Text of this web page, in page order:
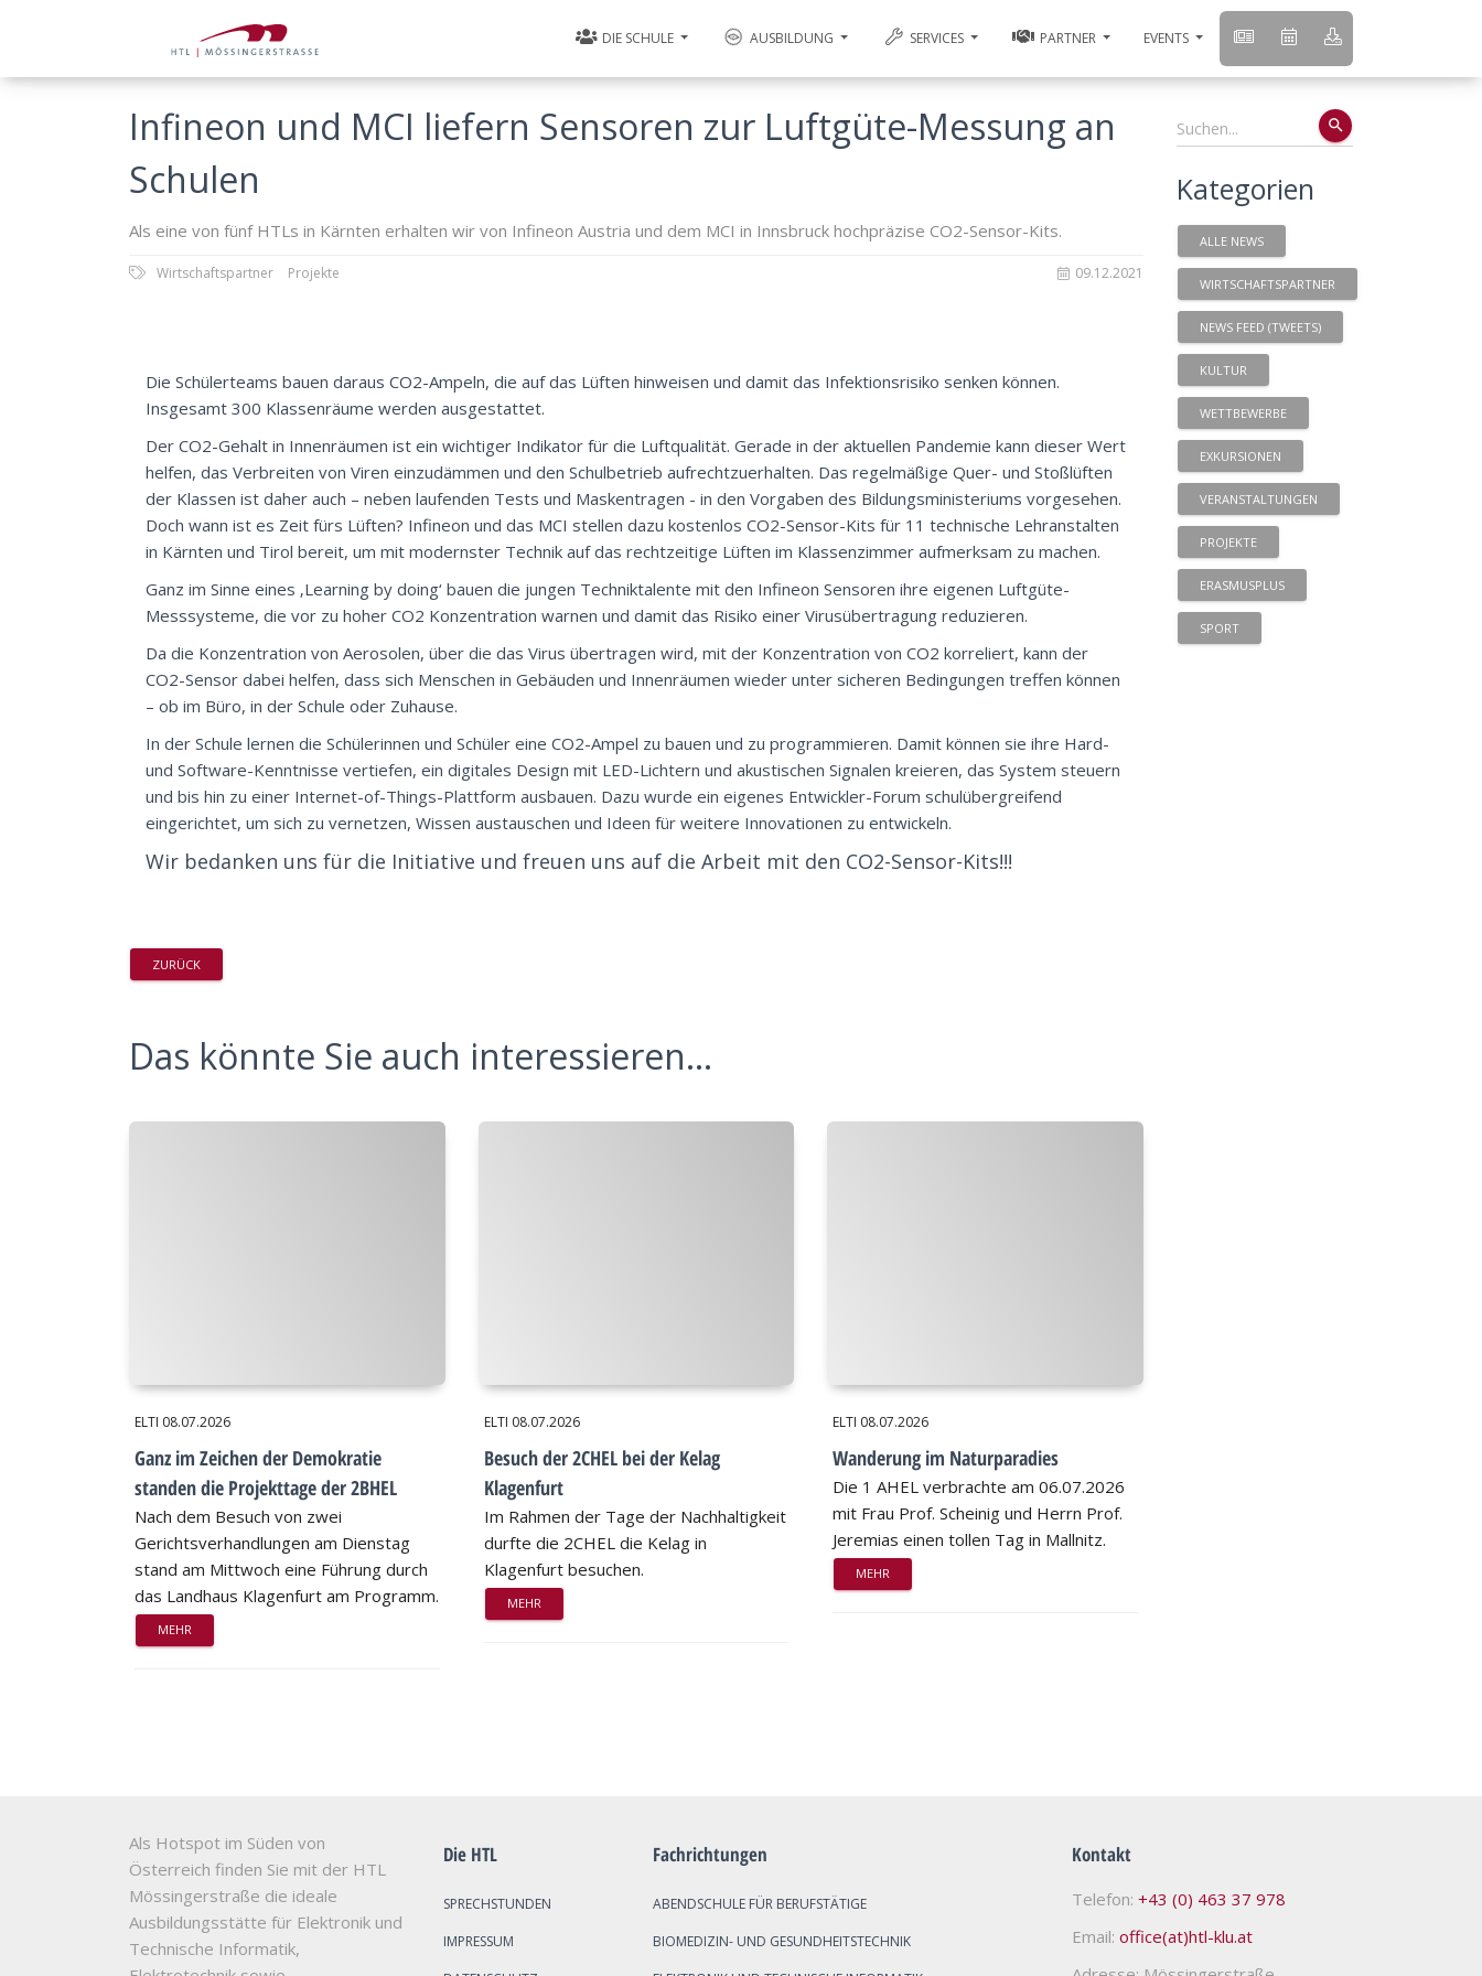
DIE SCHULE AUSBILDUNG SERVICES PARTNER EVENTS
Infineon und MCI liefern Sensoren zur Luftgüte-Messung an
Schulen
Als eine von fünf HTLs in Kärnten erhalten wir von Infineon Austria und dem MCI in Innsbruck hochpräzise CO2-Sensor-Kits.
09.12.2021
Wirtschaftspartner Projekte
Die Schülerteams bauen daraus CO2-Ampeln, die auf das Lüften hinweisen und damit das Infektionsrisiko senken können.
Insgesamt 300 Klassenräume werden ausgestattet.
Der CO2-Gehalt in Innenräumen ist ein wichtiger Indikator für die Luftqualität. Gerade in der aktuellen Pandemie kann dieser Wert
helfen, das Verbreiten von Viren einzudämmen und den Schulbetrieb aufrechtzuerhalten. Das regelmäßige Quer- und Stoßlüften
der Klassen ist daher auch – neben laufenden Tests und Maskentragen - in den Vorgaben des Bildungsministeriums vorgesehen.
Doch wann ist es Zeit fürs Lüften? Infineon und das MCI stellen dazu kostenlos CO2-Sensor-Kits für 11 technische Lehranstalten
in Kärnten und Tirol bereit, um mit modernster Technik auf das rechtzeitige Lüften im Klassenzimmer aufmerksam zu machen.
Ganz im Sinne eines ‚Learning by doing‘ bauen die jungen Techniktalente mit den Infineon Sensoren ihre eigenen Luftgüte-
Messsysteme, die vor zu hoher CO2 Konzentration warnen und damit das Risiko einer Virusübertragung reduzieren.
Da die Konzentration von Aerosolen, über die das Virus übertragen wird, mit der Konzentration von CO2 korreliert, kann der
CO2-Sensor dabei helfen, dass sich Menschen in Gebäuden und Innenräumen wieder unter sicheren Bedingungen treffen können
– ob im Büro, in der Schule oder Zuhause.
In der Schule lernen die Schülerinnen und Schüler eine CO2-Ampel zu bauen und zu programmieren. Damit können sie ihre Hard-
und Software-Kenntnisse vertiefen, ein digitales Design mit LED-Lichtern und akustischen Signalen kreieren, das System steuern
und bis hin zu einer Internet-of-Things-Plattform ausbauen. Dazu wurde ein eigenes Entwickler-Forum schulübergreifend
eingerichtet, um sich zu vernetzen, Wissen austauschen und Ideen für weitere Innovationen zu entwickeln.
Wir bedanken uns für die Initiative und freuen uns auf die Arbeit mit den CO2-Sensor-Kits!!!
ZURÜCK
Das könnte Sie auch interessieren...
ELTI 08.07.2026
Ganz im Zeichen der Demokratie
standen die Projekttage der 2BHEL
Nach dem Besuch von zwei
Gerichtsverhandlungen am Dienstag
stand am Mittwoch eine Führung durch
das Landhaus Klagenfurt am Programm.
MEHR
ELTI 08.07.2026
Besuch der 2CHEL bei der Kelag
Klagenfurt
Im Rahmen der Tage der Nachhaltigkeit
durfte die 2CHEL die Kelag in
Klagenfurt besuchen.
MEHR
ELTI 08.07.2026
Wanderung im Naturparadies
Die 1 AHEL verbrachte am 06.07.2026
mit Frau Prof. Scheinig und Herrn Prof.
Jeremias einen tollen Tag in Mallnitz.
MEHR
search
Kategorien
ALLE NEWS
WIRTSCHAFTSPARTNER
NEWS FEED (TWEETS)
KULTUR
WETTBEWERBE
EXKURSIONEN
VERANSTALTUNGEN
PROJEKTE
ERASMUSPLUS
SPORT
Als Hotspot im Süden von
Österreich finden Sie mit der HTL
Mössingerstraße die ideale
Ausbildungsstätte für Elektronik und
Technische Informatik,
Die HTL
SPRECHSTUNDEN
IMPRESSUM
Fachrichtungen
ABENDSCHULE FÜR BERUFSTÄTIGE
BIOMEDIZIN- UND GESUNDHEITSTECHNIK
Kontakt
Telefon: +43 (0) 463 37 978
Email: office(at)htl-klu.at